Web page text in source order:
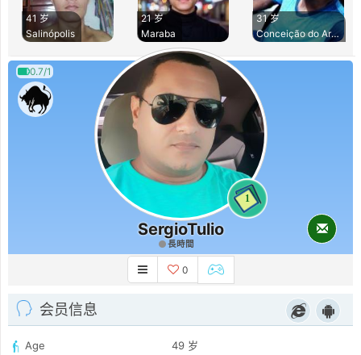
41 岁
Salinópolis
21 岁
Maraba
31 岁
Conceição do Aragu
0.7/1
1
SergioTulio
長時間
0
会员信息
Age
49 岁